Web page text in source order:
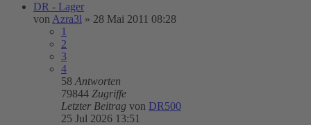
DR - Lager
von Azra3l » 28 Mai 2011 08:28
1
2
3
4
58 Antworten
79844 Zugriffe
Letzter Beitrag von DR500
25 Jul 2026 13:51